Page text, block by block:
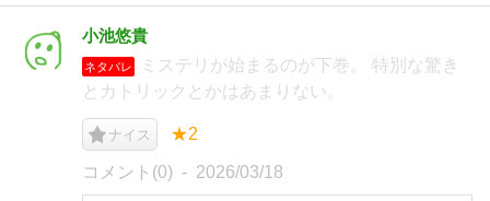
小池悠貴
ネタバレ
ミステリが始まるのが下巻。 特別な驚き
とカトリックとかはあまりない。
ナイス ★2
コメント(0) 2026/03/18